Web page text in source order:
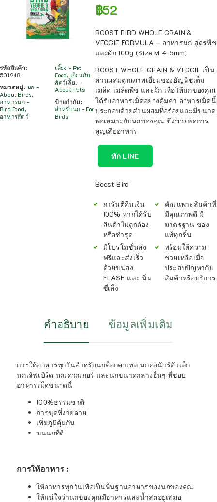
รหัสสินค้า:
501948
หมวดหมู่: นก -
About Birds,
อาหารนก -
Bird Food,
อาหารสัตว์
เลี้ยง - Pet
Food, เกี่ยวกับ
สัตว์เลี้ยง -
About Pets
ป้ายกำกับ:
สำหรับนก - For
Birds
฿52
BOOST BIRD WHOLE GRAIN &
VEGGIE FORMULA – อาหารนก สูตรพืช
และผัก 100g (Size M 4-5mm)
BOOST WHOLE GRAIN & VEGGIE เป็น
ส่วนผสมคุณภาพเยี่ยมของธัญพืชเต็ม
เมล็ด เมล็ดพืช และผัก เพื่อให้นกของคุณ
ได้รับอาหารเม็ดอย่างคุ้มค่า อาหารเม็ดนี้
ประกอบด้วยส่วนผสมที่อร่อยและมีขนาด
พอเหมาะกับนกของคุณ ซึ่งช่วยลดการ
สูญเสียอาหาร
ทัก LINE
Boost Bird
การันตีคืนเงิน
100% หากได้รับ
สินค้าไม่ถูกต้อง
หรือชำรุด
มีโปรโมชั่นส่ง
ฟรีและส่งเร็ว
ด้วยขนส่ง
FLASH และ นิ่ม
ซี่เส็ง
คัดเฉพาะสินค้าที่
มีคุณภาพดี มี
มาตรฐาน ของ
แท้ทุกชิ้น
พร้อมให้ความ
ช่วยเหลือเมื่อ
ประสบปัญหากับ
สินค้าหรือบริการ
คำอธิบาย ข้อมูลเพิ่มเติม
การให้อาหารทุกวันสำหรับนกค็อกคาเทล นกคอนัวร์ตัวเล็ก
นกเลิฟเบิร์ด นกเควกเกอร์ และนกขนาดกลางอื่นๆ ที่ชอบ
อาหารเม็ดขนาดนี้
100%ธรรมชาติ
การขุดที่ง่ายดาย
เพิ่มภูมิคุ้มกัน
ขนนกที่ดี
การให้อาหาร :
ให้อาหารทุกวันเพื่อเป็นพื้นฐานอาหารของนกของคุณ
ให้แน่ใจว่านกของคุณมีอาหารและน้ำสดอยู่เสมอ